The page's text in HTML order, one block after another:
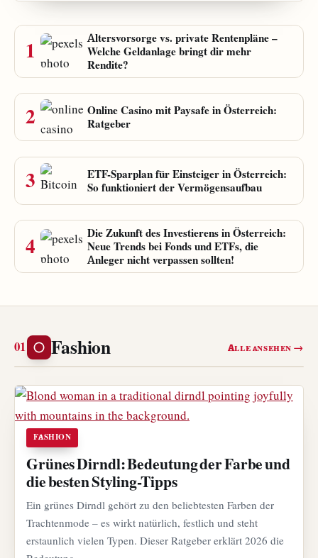
1
Altersvorsorge vs. private Rentenpläne –
Welche Geldanlage bringt dir mehr
Rendite?
2
Online Casino mit Paysafe in Österreich:
Ratgeber
3
ETF-Sparplan für Einsteiger in Österreich:
So funktioniert der Vermögensaufbau
4
Die Zukunft des Investierens in Österreich:
Neue Trends bei Fonds und ETFs, die
Anleger nicht verpassen sollten!
Fashion Alle ansehen →
FASHION
Grünes Dirndl: Bedeutung der Farbe und
die besten Styling-Tipps
Ein grünes Dirndl gehört zu den beliebtesten Farben der
Trachtenmode – es wirkt natürlich, festlich und steht
erstaunlich vielen Typen. Dieser Ratgeber erklärt 2026 die